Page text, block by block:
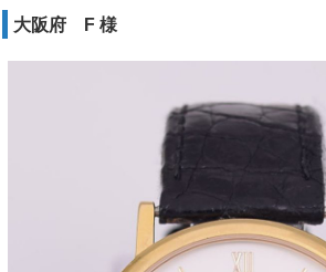
大阪府 F 様